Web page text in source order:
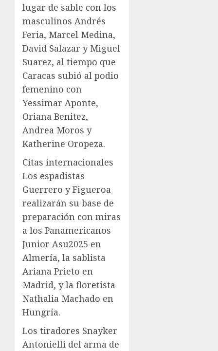
lugar de sable con los
masculinos Andrés
Feria, Marcel Medina,
David Salazar y Miguel
Suarez, al tiempo que
Caracas subió al podio
femenino con
Yessimar Aponte,
Oriana Benitez,
Andrea Moros y
Katherine Oropeza.
Citas internacionales
Los espadistas
Guerrero y Figueroa
realizarán su base de
preparación con miras
a los Panamericanos
Junior Asu2025 en
Almería, la sablista
Ariana Prieto en
Madrid, y la floretista
Nathalia Machado en
Hungría.
Los tiradores Snayker
Antonielli del arma de